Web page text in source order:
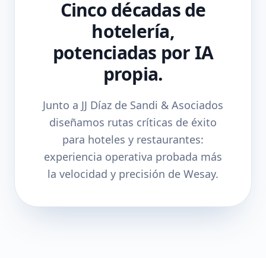
Cinco décadas de
hotelería,
potenciadas por IA
propia.
Junto a JJ Díaz de Sandi & Asociados
diseñamos rutas críticas de éxito
para hoteles y restaurantes:
experiencia operativa probada más
la velocidad y precisión de Wesay.